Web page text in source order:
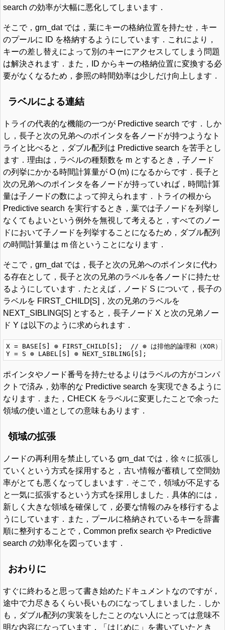
search の効率が大幅に悪化してしまいます．
そこで，grn_dat では，葉にキーの格納位置を持たせ，キー
のプールに ID を格納するようにしています．これにより，
キーの差し替えによって別のキーにアクセスしてしまう問題
は解決されます．また，ID からキーの格納位置に変換する必
要がなくなるため，参照の時間効率は少しだけ向上します．
ラベルによる連結
トライの代表的な機能の一つが Predictive search です．しか
し，長子と次の兄弟へのポインタを各ノードが持つようなト
ライと比べると，ダブル配列は Predictive search を苦手とし
ます．理由は，ラベルの種類数を m とするとき，子ノード
の列挙にかかる時間計算量が O (m) になるからです．長子と
次の兄弟へのポインタを各ノードが持っていれば，時間計算
量は子ノードの数によって抑えられます．トライの根から
Predictive search を実行するとき，葉では子ノードを列挙し
なくてもよいという例外を無視して考えると，すべてのノー
ドにおいて子ノードを列挙することになるため，ダブル配列
の時間計算量は m 倍ということになります．
そこで，grn_dat では，長子と次の兄弟へのポインタに代わ
る存在として，長子と次の兄弟のラベルを各ノードに持たせ
るようにしています．たとえば，ノード S について，長子の
ラベルを FIRST_CHILD[S]，次の兄弟のラベルを
NEXT_SIBLING[S] とすると，長子ノード X と次の兄弟ノー
ド Y は以下のように求められます．
X = BASE[S] ⊕ FIRST_CHILD[S];  // ⊕ は排他的論理和（XOR）の
ポインタやノード番号を持たせるよりはラベルの方がコンパ
クトで済み，効率的な Predictive search を実現できるように
なります．また，CHECK をラベルに変更したことで余った
領域の使い道としての意味もあります．
領域の拡張
ノードの再利用を禁止している grn_dat では，徐々に拡張し
ていくという方式を採用すると，古い情報が蓄積して空間効
率がとても悪くなってしまいます．そこで，領域が不足する
と一気に拡張するという方式を採用しました．具体的には，
新しく大きな領域を確保して，必要な情報のみを移行するよ
うにしています．また，プールに格納されているキーを辞書
順に整列することで，Common prefix search や Predictive
search の効率化を図っています．
おわりに
すぐに終わると思って書き始めたドキュメントなのですが，
途中で力尽きるくらい長いものになってしまいました．しか
も，ダブル配列の実装をしたことのない人にとっては意味不
明な内容になっています．「はじめに」を書いていたとき